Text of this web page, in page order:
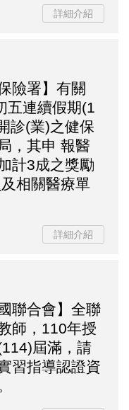
詳細介紹
險署】有關
五連續假期(1
診(業)之健保
，其申 報醫
計3成之獎勵
相關醫療單
詳細介紹
聯合會】全聯
師，110年授
屆滿，請
習指導認證資